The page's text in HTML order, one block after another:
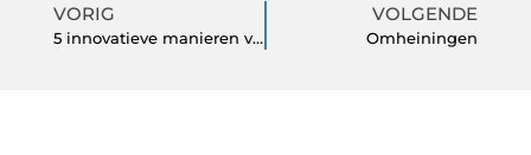
VORIG
5 innovatieve manieren voor het gebruik van een school digibord
VOLGENDE
Omheiningen